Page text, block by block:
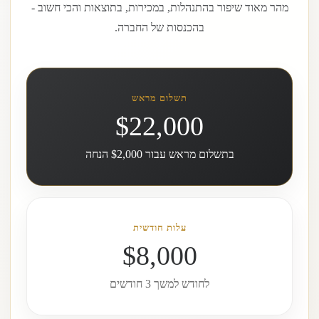
מהר מאוד שיפור בהתנהלות, במכירות, בתוצאות והכי חשוב -
בהכנסות של החברה.
תשלום מראש
$22,000
בתשלום מראש עבור $2,000 הנחה
עלות חודשית
$8,000
לחודש למשך 3 חודשים